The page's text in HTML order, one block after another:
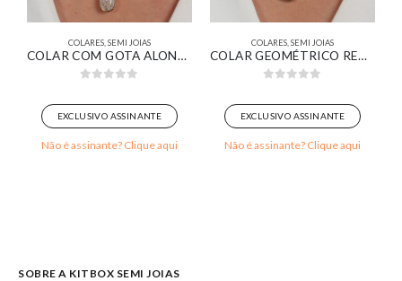
COLARES,SEMI JOIAS
COLAR COM GOTA ALONGADA PAVÊ BANHADO EM OURO 18K
EXCLUSIVO ASSINANTE
Não é assinante? Clique aqui
COLARES,SEMI JOIAS
COLAR GEOMÉTRICO RETANGULAR ORGÂNICO RESINADO MARROM BANHADO EM OURO 18K
EXCLUSIVO ASSINANTE
Não é assinante? Clique aqui
SOBRE A KITBOX SEMI JOIAS